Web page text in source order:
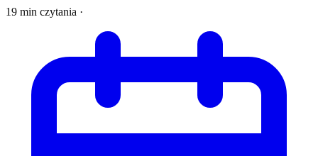
19 min czytania ·